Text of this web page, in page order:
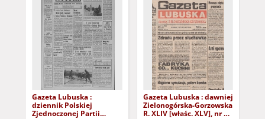
Gazeta Lubuska :
dziennik Polskiej
Zjednoczonej Partii
Gazeta Lubuska : dawniej
Zielonogórska-Gorzowska
R. XLIV [właśc. XLV], nr 52